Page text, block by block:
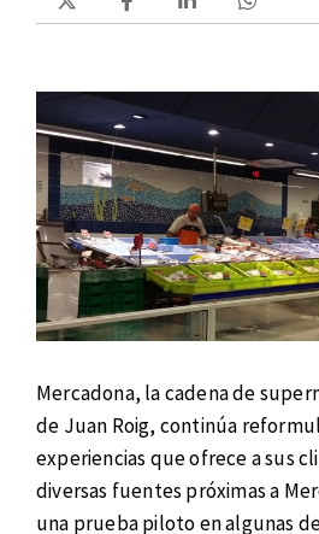
Mercadona, la cadena de
de Juan Roig, continúa
experiencias que ofrece a sus
diversas fuentes próximas a
una prueba piloto en algunas